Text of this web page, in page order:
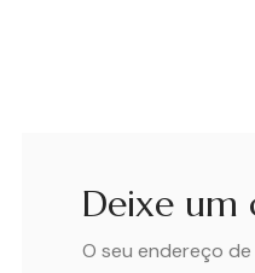
Deixe um
O seu endereço